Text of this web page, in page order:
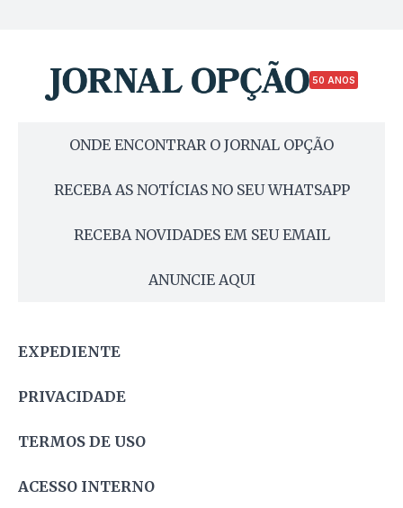
50 ANOS
ONDE ENCONTRAR O JORNAL OPÇÃO
RECEBA AS NOTÍCIAS NO SEU WHATSAPP
RECEBA NOVIDADES EM SEU EMAIL
ANUNCIE AQUI
EXPEDIENTE
PRIVACIDADE
TERMOS DE USO
ACESSO INTERNO